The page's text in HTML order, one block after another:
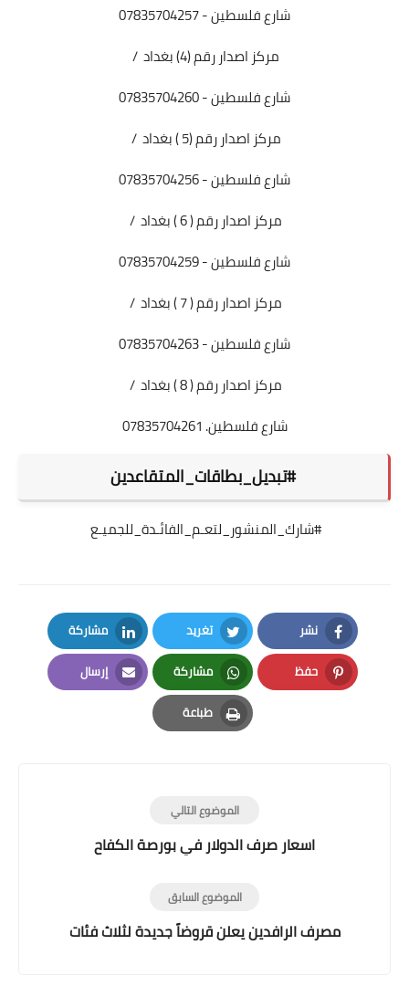
شارع فلسطين - 07835704257
مركز اصدار رقم (4) بغداد /
شارع فلسطين - 07835704260
مركز اصدار رقم (5 ) بغداد /
شارع فلسطين - 07835704256
مركز اصدار رقم ( 6 ) بغداد /
شارع فلسطين - 07835704259
مركز اصدار رقم ( 7 ) بغداد /
شارع فلسطين - 07835704263
مركز اصدار رقم ( 8 ) بغداد /
شارع فلسطين. 07835704261
#تبديل_بطاقات_المتقاعدين
#شارك_المنشور_لتعـم_الفائـدة_للجميـع
نشر
Facebook
تغريد
Twitter
مشاركة
LinkedIn
حفظ
Pinterest
مشاركة
Whatsapp
إرسال
Email
طباعة
Print
الموضوع التالي
اسعار صرف الدولار في بورصة الكفاح
الموضوع السابق
مصرف الرافدين يعلن قروضاً جديدة لثلاث فئات